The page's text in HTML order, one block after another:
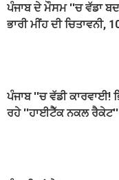
ਪੰਜਾਬ ਦੇ ਮੌਸਮ ''ਚ ਵੱਡਾ
ਭਾਰੀ ਮੀਂਹ ਦੀ ਚਿਤਾਵਨੀ,
ਪੰਜਾਬ ''ਚ ਵੱਡੀ ਕਾਰਵਾਈ!
ਰਹੇ ''ਹਾਈਟੈੱਕ ਨਕਲ ਰੈਕੇਟ''